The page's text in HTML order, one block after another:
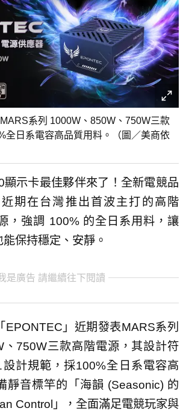
系列 1000W、850W、750W三款
全日系電容高品質用料。（圖／美商依
顯示卡最佳夥伴來了！全新電競品
近期在台灣推出首波主打的高階
，強調 100% 的全日系用料，讓
保持穩定、安靜。
是廣告 請繼續往下閱讀
EPONTEC」近期發表MARS系列
、750W三款高階電源，其設計符
設計規範，採100%全日系電容高
靜音標竿的「海韻 (Seasonic) 的
Control」，全面滿足電競玩家與